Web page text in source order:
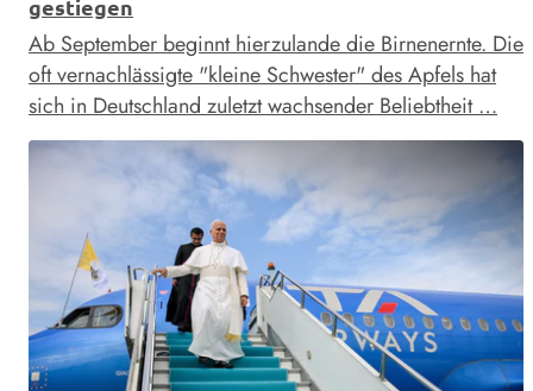
gestiegen
Ab September beginnt hierzulande die Birnenernte. Die
oft vernachlässigte "kleine Schwester" des Apfels hat
sich in Deutschland zuletzt wachsender Beliebtheit …